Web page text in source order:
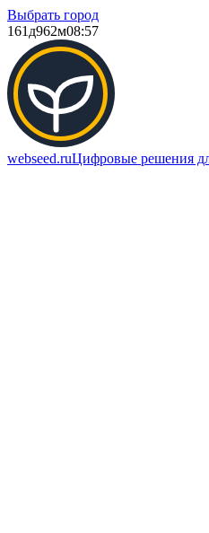
Выбрать город
161д962м08:57
webseed.ruЦифровые решения